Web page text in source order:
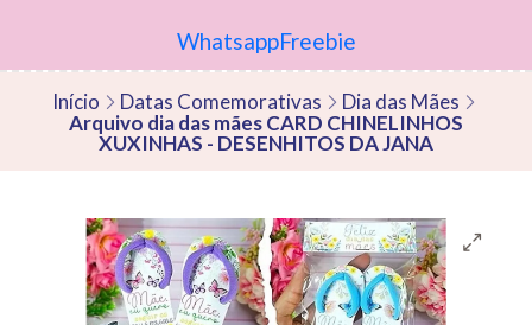
WhatsappFreebie
Início Datas Comemorativas
Dia das Mães
Arquivo dia das mães CARD CHINELINHOS
XUXINHAS - DESENHITOS DA JANA